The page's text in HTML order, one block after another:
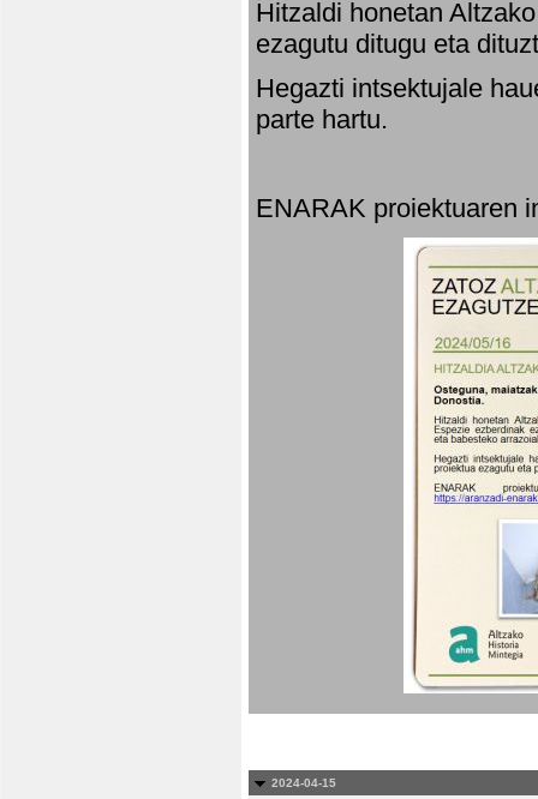
Hitzaldi honetan
ezagutu ditugu eta
Hegazti intsektujale
parte hartu.
ENARAK proiektuaren
2024-04-15